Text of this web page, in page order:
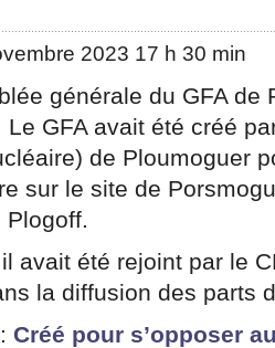
2023 17 h 30 min
générale du GFA de
GFA avait été créé
de Ploumoguer
sur le site de
avait été rejoint par le
la diffusion des parts
Créé pour s’opposer